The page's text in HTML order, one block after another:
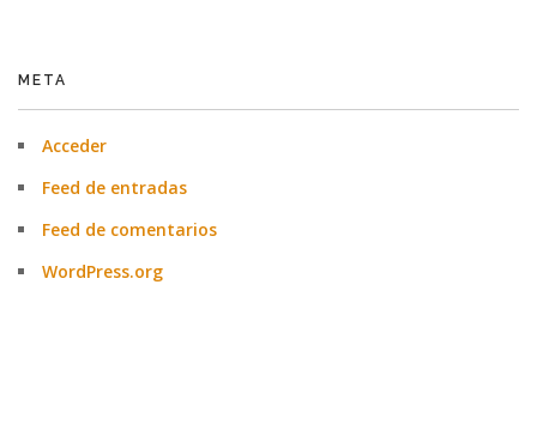
META
Acceder
Feed de entradas
Feed de comentarios
WordPress.org